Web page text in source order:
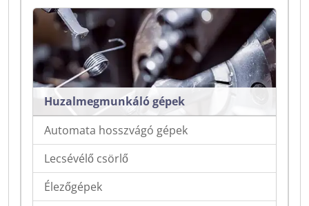
Huzalmegmunkáló gépek
Automata hosszvágó gépek
Lecsévélő csörlő
Élezőgépek